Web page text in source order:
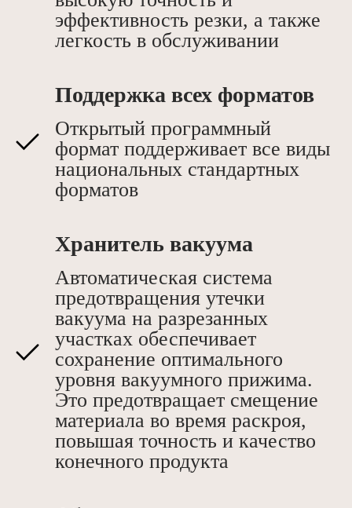
эффективность резки, а также
легкость в обслуживании
Поддержка всех форматов
Открытый программный
формат поддерживает все виды
национальных стандартных
форматов
Хранитель вакуума
Автоматическая система
предотвращения утечки
вакуума на разрезанных
участках обеспечивает
сохранение оптимального
уровня вакуумного прижима.
Это предотвращает смещение
материала во время раскроя,
повышая точность и качество
конечного продукта